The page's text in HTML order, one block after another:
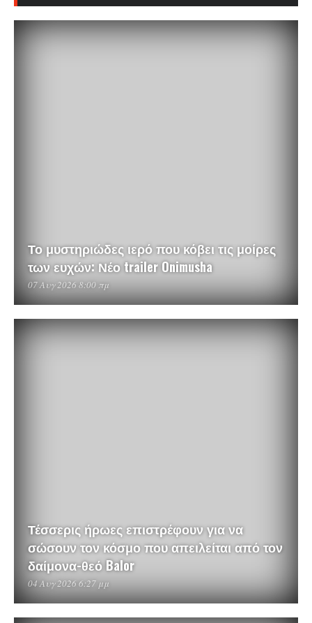
Το μυστηριώδες ιερό που κόβει τις μοίρες
των ευχών: Νέο trailer Onimusha
07 Αυγ 2026 8:00 πμ
Τέσσερις ήρωες επιστρέφουν για να
σώσουν τον κόσμο που απειλείται από τον
δαίμονα-θεό Balor
04 Αυγ 2026 6:27 μμ